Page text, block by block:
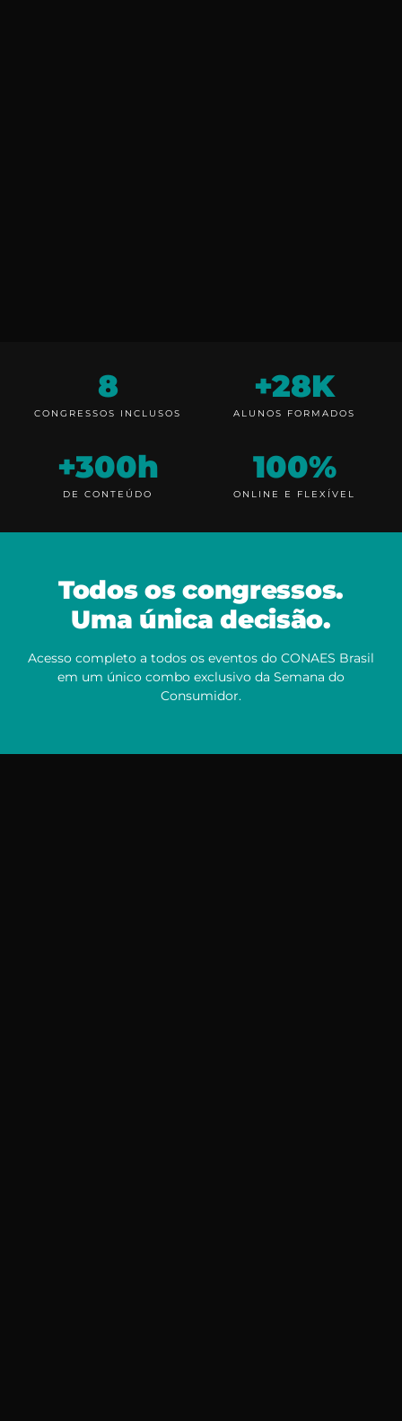
8
CONGRESSOS INCLUSOS
+28K
ALUNOS FORMADOS
+300h
DE CONTEÚDO
100%
ONLINE E FLEXÍVEL
Todos os congressos.
Uma única decisão.
Acesso completo a todos os eventos do CONAES Brasil
em um único combo exclusivo da Semana do
Consumidor.